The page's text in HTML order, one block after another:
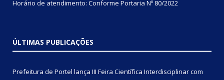
Horário de atendimento: Conforme Portaria Nº 80/2022
ÚLTIMAS PUBLICAÇÕES
Prefeitura de Portel lança III Feira Científica Interdisciplinar com